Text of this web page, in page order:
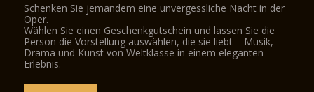
Schenken Sie jemandem eine unvergessliche Nacht in der
Oper.
Wählen Sie einen Geschenkgutschein und lassen Sie die
Person die Vorstellung auswählen, die sie liebt – Musik,
Drama und Kunst von Weltklasse in einem eleganten
Erlebnis.